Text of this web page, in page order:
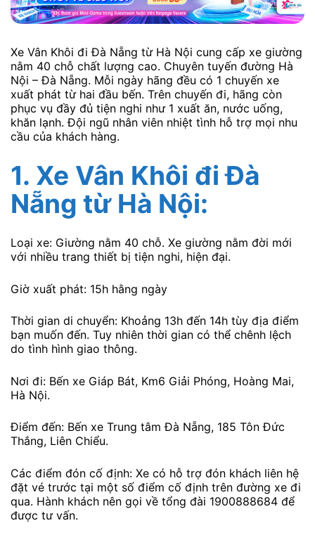
Xe Vân Khôi đi Đà Nẵng từ Hà Nội cung cấp xe giường
nằm 40 chỗ chất lượng cao. Chuyên tuyến đường Hà
Nội – Đà Nẵng. Mỗi ngày hãng đều có 1 chuyến xe
xuất phát từ hai đầu bến. Trên chuyến đi, hãng còn
phục vụ đầy đủ tiện nghi như 1 xuất ăn, nước uống,
khăn lạnh. Đội ngũ nhân viên nhiệt tình hỗ trợ mọi nhu
cầu của khách hàng.
1. Xe Vân Khôi đi Đà
Nẵng từ Hà Nội:
Loại xe: Giường nằm 40 chỗ. Xe giường nằm đời mới
với nhiều trang thiết bị tiện nghi, hiện đại.
Giờ xuất phát: 15h hằng ngày
Thời gian di chuyển: Khoảng 13h đến 14h tùy địa điểm
bạn muốn đến. Tuy nhiên thời gian có thể chênh lệch
do tình hình giao thông.
Nơi đi: Bến xe Giáp Bát, Km6 Giải Phóng, Hoàng Mai,
Hà Nội.
Điểm đến: Bến xe Trung tâm Đà Nẵng, 185 Tôn Đức
Thắng, Liên Chiểu.
Các điểm đón cố định: Xe có hỗ trợ đón khách liên hệ
đặt vé trước tại một số điểm cố định trên đường xe đi
qua. Hành khách nên gọi về tổng đài 1900888684 để
được tư vấn.